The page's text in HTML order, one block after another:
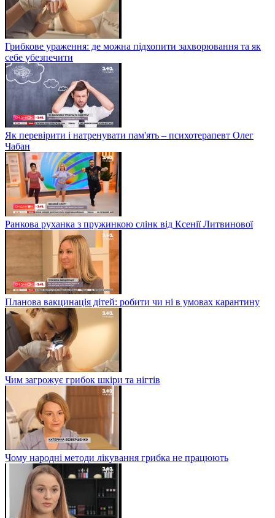
Грибкове ураження: де можна підхопити захворювання та як
себе убезпечити
Як перевірити і натренувати пам'ять – психотерапевт Олег
Чабан
Ранкова руханка з пружинкою слінк від Ксенії Литвинової
Планова вакцинація дітей: робити чи ні в умовах карантину
Чим загрожує грибок шкіри та нігтів
Чому народні методи лікування грибка не працюють